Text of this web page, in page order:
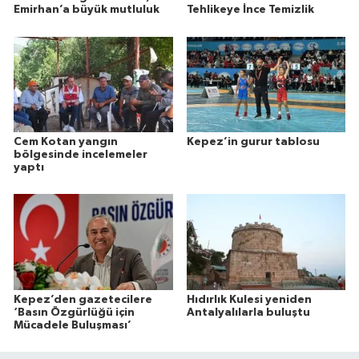
Emirhan’a büyük mutluluk
Tehlikeye İnce Temizlik
Cem Kotan yangın
bölgesinde incelemeler
yaptı
Kepez’in gurur tablosu
Kepez’den gazetecilere
‘Basın Özgürlüğü için
Mücadele Buluşması’
Hıdırlık Kulesi yeniden
Antalyalılarla buluştu